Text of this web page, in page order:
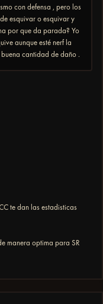
con defensa , pero los
esquivar o esquivar y
por que da parada? Yo
aunque esté nerf la
cantidad de daño .
te dan las estadisticas
manera optima para SR